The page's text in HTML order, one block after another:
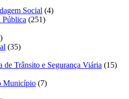
Social (4)
Pública (251)
(35)
de Trânsito e Segurança Viária (15)
Município (7)